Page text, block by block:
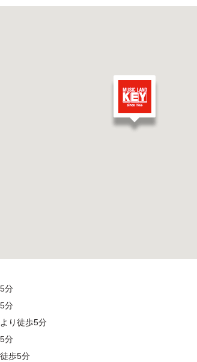
分
分
り徒歩5分
分
歩5分